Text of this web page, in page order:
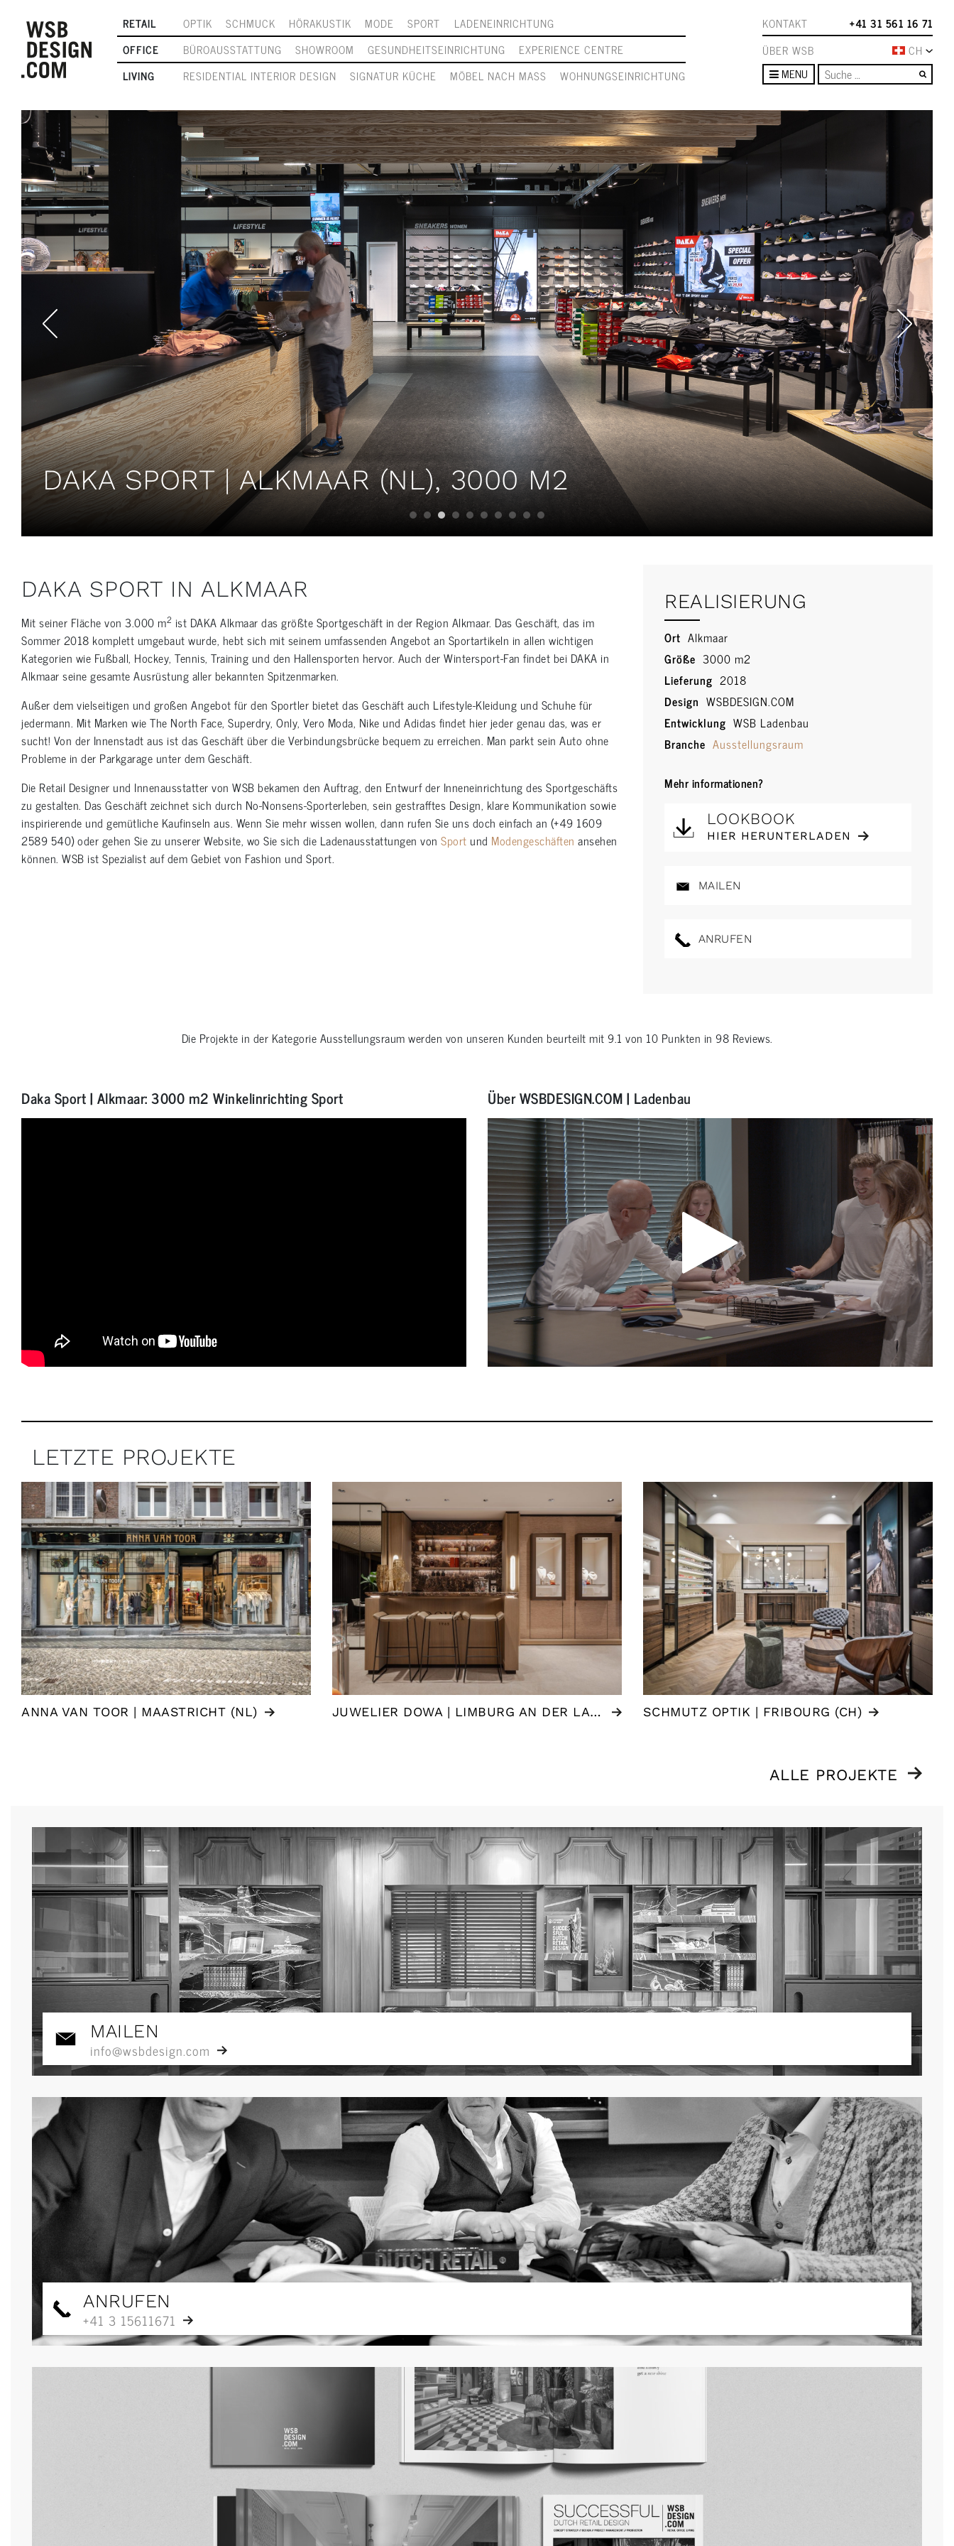
RETAIL OPTIK SCHMUCK HÖRAKUSTIK MODE SPORT
LADENEINRICHTUNG
OFFICE
BÜROAUSSTATTUNG SHOWROOM GESUNDHEITSEINRICHTUNG
EXPERIENCE CENTRE
LIVING
RESIDENTIAL INTERIOR DESIGN SIGNATUR KÜCHE MÖBEL NACH MASS WOHNUNGSEINRICHTUNG
KONTAKT
+41 31 561 16 71
ÜBER WSB
CH
MENU
DAKA SPORT | ALKMAAR (NL), 3000 M2
DAKA SPORT IN ALKMAAR
Mit seiner Fläche von 3.000 m2 ist DAKA Alkmaar das größte Sportgeschäft in der Region Alkmaar. Das Geschäft, das im
Sommer 2018 komplett umgebaut wurde, hebt sich mit seinem umfassenden Angebot an Sportartikeln in allen wichtigen
Kategorien wie Fußball, Hockey, Tennis, Training und den Hallensporten hervor. Auch der Wintersport-Fan findet bei DAKA in
Alkmaar seine gesamte Ausrüstung aller bekannten Spitzenmarken.
Außer dem vielseitigen und großen Angebot für den Sportler bietet das Geschäft auch Lifestyle-Kleidung und Schuhe für
jedermann. Mit Marken wie The North Face, Superdry, Only, Vero Moda, Nike und Adidas findet hier jeder genau das, was er
sucht! Von der Innenstadt aus ist das Geschäft über die Verbindungsbrücke bequem zu erreichen. Man parkt sein Auto ohne
Probleme in der Parkgarage unter dem Geschäft.
Die Retail Designer und Innenausstatter von WSB bekamen den Auftrag, den Entwurf der Inneneinrichtung des Sportgeschäfts
zu gestalten. Das Geschäft zeichnet sich durch No-Nonsens-Sporterleben, sein gestrafftes Design, klare Kommunikation sowie
inspirierende und gemütliche Kaufinseln aus. Wenn Sie mehr wissen wollen, dann rufen Sie uns doch einfach an (+49 1609
2589 540) oder gehen Sie zu unserer Website, wo Sie sich die Ladenausstattungen von Sport und Modengeschäften ansehen
können. WSB ist Spezialist auf dem Gebiet von Fashion und Sport.
REALISIERUNG
Ort Alkmaar
Größe 3000 m2
Lieferung 2018
Design WSBDESIGN.COM
Entwicklung WSB Ladenbau
Branche Ausstellungsraum
Mehr informationen?
LOOKBOOK
HIER HERUNTERLADEN
MAILEN
ANRUFEN
Die Projekte in der KategorieAusstellungsraumwerden von unseren Kunden beurteilt mit9.1 von 10 Punkten in 98 Reviews.
Daka Sport | Alkmaar: 3000 m2 Winkelinrichting Sport Über WSBDESIGN.COM | Ladenbau
LETZTE PROJEKTE
ANNA VAN TOOR | MAASTRICHT (NL) JUWELIER DOWA | LIMBURG AN DER LAHN (DE) SCHMUTZ OPTIK | FRIBOURG (CH)
ALLE PROJEKTE
MAILEN
info@wsbdesign.com
ANRUFEN
+41 3 15611671